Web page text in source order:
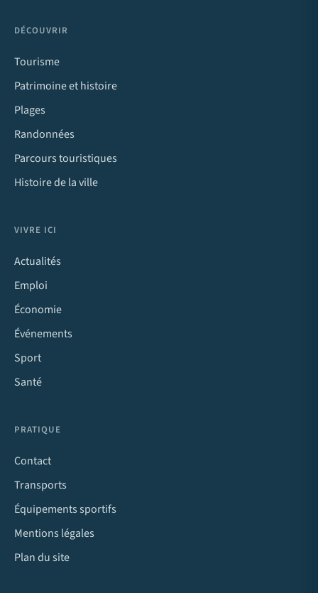
DÉCOUVRIR
Tourisme
Patrimoine et histoire
Plages
Randonnées
Parcours touristiques
Histoire de la ville
VIVRE ICI
Actualités
Emploi
Économie
Événements
Sport
Santé
PRATIQUE
Contact
Transports
Équipements sportifs
Mentions légales
Plan du site